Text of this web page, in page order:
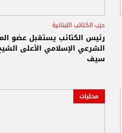
حزب الكتائب اللبنانية
المجلس الشرعي الإسلامي الأعلى
المفتي عبد اللطيف دريان
رئيس الكتائب يستقبل عضو
الشرعي الإسلامي الأعلى
سيف
محليات